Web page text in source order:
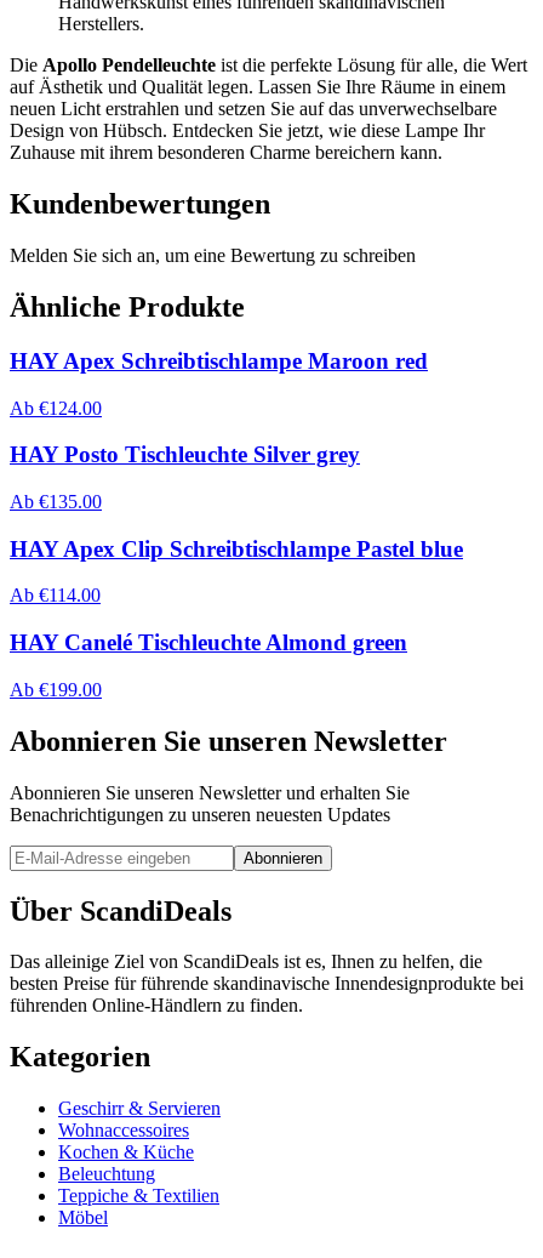
Herstellers.
Die Apollo Pendelleuchte ist die perfekte Lösung für alle, die Wert
auf Ästhetik und Qualität legen. Lassen Sie Ihre Räume in einem
neuen Licht erstrahlen und setzen Sie auf das unverwechselbare
Design von Hübsch. Entdecken Sie jetzt, wie diese Lampe Ihr
Zuhause mit ihrem besonderen Charme bereichern kann.
Kundenbewertungen
Melden Sie sich an, um eine Bewertung zu schreiben
Ähnliche Produkte
HAY Apex Schreibtischlampe Maroon red
Ab €124.00
HAY Posto Tischleuchte Silver grey
Ab €135.00
HAY Apex Clip Schreibtischlampe Pastel blue
Ab €114.00
HAY Canelé Tischleuchte Almond green
Ab €199.00
Abonnieren Sie unseren Newsletter
Abonnieren Sie unseren Newsletter und erhalten Sie
Benachrichtigungen zu unseren neuesten Updates
Abonnieren
Über ScandiDeals
Das alleinige Ziel von ScandiDeals ist es, Ihnen zu helfen, die
besten Preise für führende skandinavische Innendesignprodukte bei
führenden Online-Händlern zu finden.
Kategorien
Geschirr & Servieren
Wohnaccessoires
Kochen & Küche
Beleuchtung
Teppiche & Textilien
Möbel